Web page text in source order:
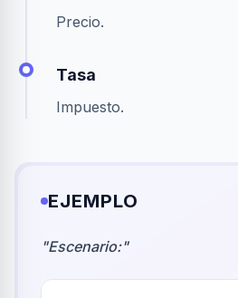
Precio.
Tasa
Impuesto.
EJEMPLO
"Escenario:"